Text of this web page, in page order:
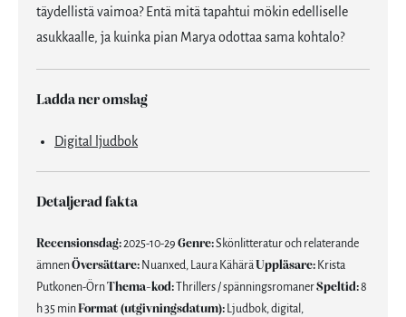
täydellistä vaimoa? Entä mitä tapahtui mökin edelliselle
asukkaalle, ja kuinka pian Marya odottaa sama kohtalo?
Ladda ner omslag
Digital ljudbok
Detaljerad fakta
Recensionsdag:2025-10-29 Genre:Skönlitteratur och relaterande
ämnenÖversättare: Nuanxed, Laura Kähärä Uppläsare: Krista
Putkonen-ÖrnThema-kod: Thrillers / spänningsromanerSpeltid:8
h 35 minFormat (utgivningsdatum): Ljudbok, digital,